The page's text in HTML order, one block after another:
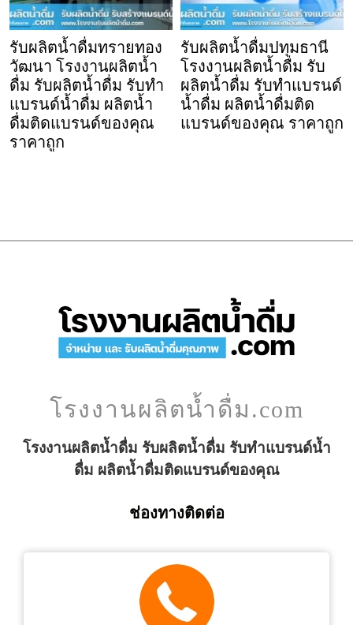
รับผลิตน้ำดื่มทรายทอง
วัฒนา โรงงานผลิตน้ำ
ดื่ม รับผลิตน้ำดื่ม รับทำ
แบรนด์น้ำดื่ม ผลิตน้ำ
ดื่มติดแบรนด์ของคุณ
ราคาถูก
รับผลิตน้ำดื่มปทุมธานี
โรงงานผลิตน้ำดื่ม รับ
ผลิตน้ำดื่ม รับทำแบรนด์
น้ำดื่ม ผลิตน้ำดื่มติด
แบรนด์ของคุณ ราคาถูก
โรงงานผลิตน้ำดื่ม.com
โรงงานผลิตน้ำดื่ม รับผลิตน้ำดื่ม รับทำแบรนด์น้ำ
ดื่ม ผลิตน้ำดื่มติดแบรนด์ของคุณ
ช่องทางติดต่อ